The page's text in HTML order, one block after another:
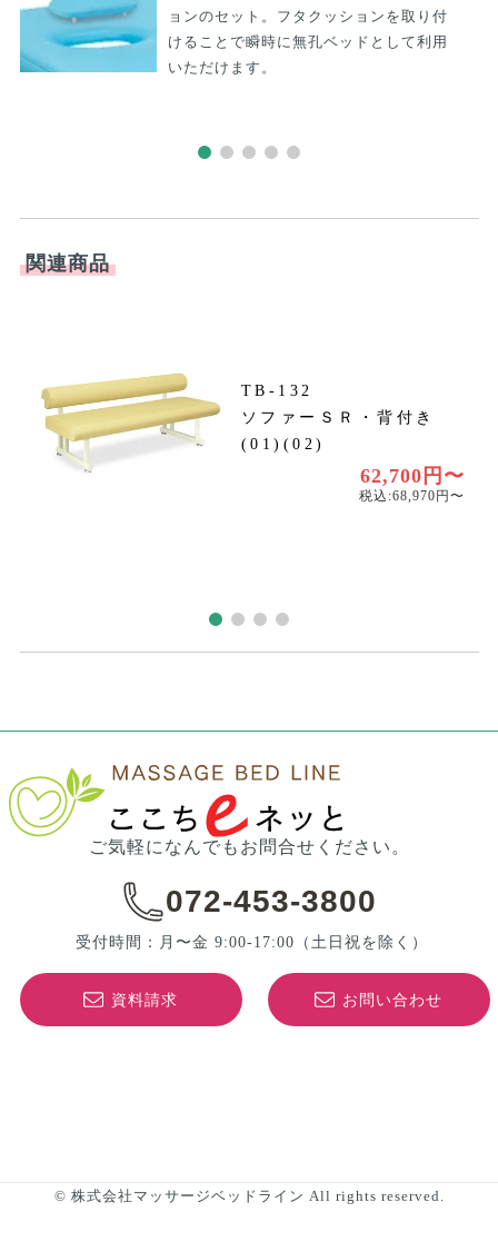
ョンのセット。フタクッションを取り付
けることで瞬時に無孔ベッドとして利用
いただけます。
関連商品
TB-132
ソファーＳＲ・背付き
(01)(02)
62,700円〜
税込:68,970円〜
ご気軽になんでもお問合せください。
072-453-3800
受付時間：月〜金 9:00-17:00 （土日祝を除く）
資料請求 お問い合わせ
© 株式会社マッサージベッドライン All rights reserved.